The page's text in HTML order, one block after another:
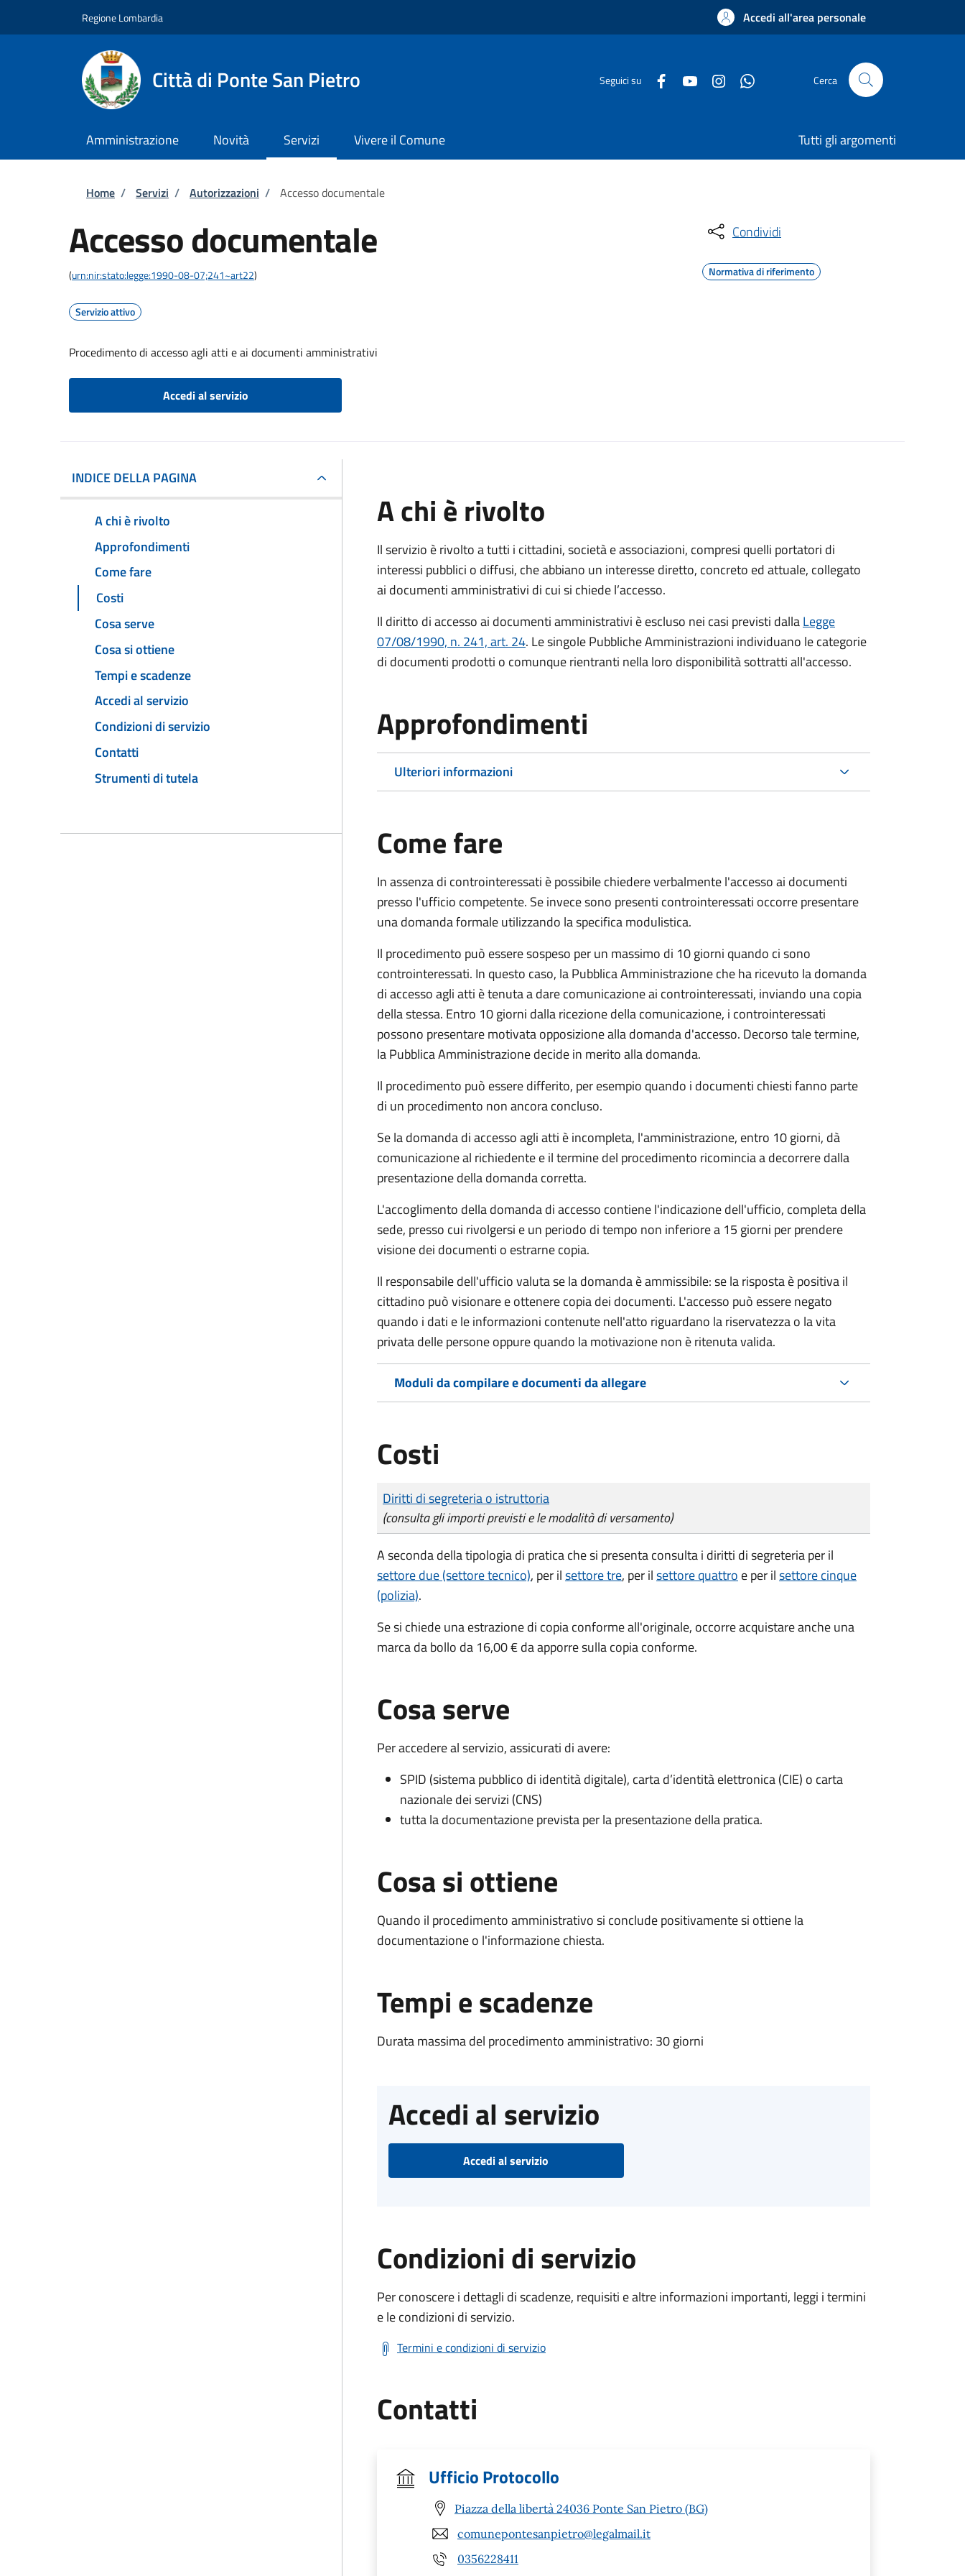
Regione Lombardia Accedi all'area personale
Città di Ponte San Pietro Seguici su Cerca
Amministrazione Novità Servizi Vivere il Comune Tutti gli argomenti
Briciole di pane
Home / Servizi / Autorizzazioni / Accesso documentale
Accesso documentale
(urn:nir:stato:legge:1990-08-07;241~art22)
Servizio attivo
Procedimento di accesso agli atti e ai documenti amministrativi
Accedi al servizio
Condividi
Normativa di riferimento
INDICE DELLA PAGINA
A chi è rivolto
Approfondimenti
Come fare
Costi
Cosa serve
Cosa si ottiene
Tempi e scadenze
Accedi al servizio
Condizioni di servizio
Contatti
Strumenti di tutela
A chi è rivolto
Il servizio è rivolto a tutti i cittadini, società e associazioni, compresi quelli portatori di
interessi pubblici o diffusi, che abbiano un interesse diretto, concreto ed attuale, collegato
ai documenti amministrativi di cui si chiede l’accesso.
Il diritto di accesso ai documenti amministrativi è escluso nei casi previsti dallaLegge
07/08/1990, n. 241, art. 24. Le singole Pubbliche Amministrazioni individuano le categorie
di documenti prodotti o comunque rientranti nella loro disponibilità sottratti all'accesso.
Approfondimenti
Ulteriori informazioni
Come fare
In assenza di controinteressati è possibile chiedere verbalmente l'accesso ai documenti
presso l'ufficio competente. Se invece sono presenti controinteressati occorre presentare
una domanda formale utilizzando la specifica modulistica.
Il procedimento può essere sospeso per un massimo di 10 giorni quando ci sono
controinteressati. In questo caso, la Pubblica Amministrazione che ha ricevuto la domanda
di accesso agli atti è tenuta a dare comunicazione ai controinteressati, inviando una copia
della stessa. Entro 10 giorni dalla ricezione della comunicazione, i controinteressati
possono presentare motivata opposizione alla domanda d'accesso. Decorso tale termine,
la Pubblica Amministrazione decide in merito alla domanda.
Il procedimento può essere differito, per esempio quando i documenti chiesti fanno parte
di un procedimento non ancora concluso.
Se la domanda di accesso agli atti è incompleta, l'amministrazione, entro 10 giorni, dà
comunicazione al richiedente e il termine del procedimento ricomincia a decorrere dalla
presentazione della domanda corretta.
L'accoglimento della domanda di accesso contiene l'indicazione dell'ufficio, completa della
sede, presso cui rivolgersi e un periodo di tempo non inferiore a 15 giorni per prendere
visione dei documenti o estrarne copia.
Il responsabile dell'ufficio valuta se la domanda è ammissibile: se la risposta è positiva il
cittadino può visionare e ottenere copia dei documenti. L'accesso può essere negato
quando i dati e le informazioni contenute nell'atto riguardano la riservatezza o la vita
privata delle persone oppure quando la motivazione non è ritenuta valida.
Moduli da compilare e documenti da allegare
Costi
Tipo di pagamento
Importo
Diritti di segreteria o istruttoria
(consulta gli importi previsti e le modalità di versamento)
A seconda della tipologia di pratica che si presenta consulta i diritti di segreteria per il
settore due (settore tecnico), per ilsettore tre, per ilsettore quattro e per ilsettore cinque
(polizia).
Se si chiede una estrazione di copia conforme all'originale, occorre acquistare anche una
marca da bollo da 16,00 € da apporre sulla copia conforme.
Cosa serve
Per accedere al servizio, assicurati di avere:
SPID (sistema pubblico di identità digitale), carta d’identità elettronica (CIE) o carta
nazionale dei servizi (CNS)
tutta la documentazione prevista per la presentazione della pratica.
Cosa si ottiene
Quando il procedimento amministrativo si conclude positivamente si ottiene la
documentazione o l'informazione chiesta.
Tempi e scadenze
Durata massima del procedimento amministrativo: 30 giorni
Accedi al servizio
Accedi al servizio
Condizioni di servizio
Per conoscere i dettagli di scadenze, requisiti e altre informazioni importanti, leggi i termini
e le condizioni di servizio.
Termini e condizioni di servizio
Contatti
Ufficio Protocollo
Piazza della libertà 24036 Ponte San Pietro (BG)
comunepontesanpietro@legalmail.it
0356228411